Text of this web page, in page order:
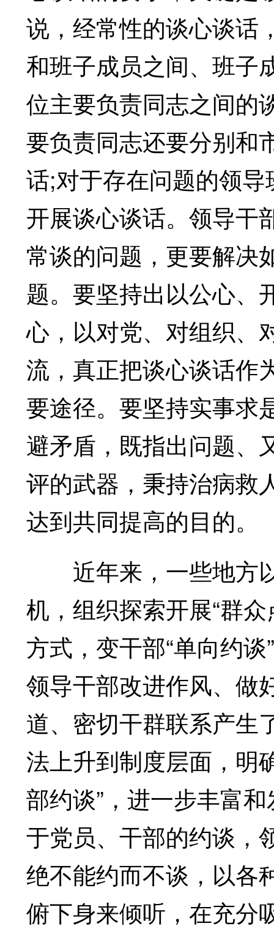
说，经常性的谈心谈话
和班子成员之间、班子
位主要负责同志之间的
要负责同志还要分别和
话;对于存在问题的领
开展谈心谈话。领导干
常谈的问题，更要解决
题。要坚持出以公心、
心，以对党、对组织、
流，真正把谈心谈话作
要途径。要坚持实事求
避矛盾，既指出问题、
评的武器，秉持治病救
达到共同提高的目的。
近年来，一些地方
机，组织探索开展“群
方式，变干部“单向约
领导干部改进作风、做
道、密切干群联系产生
法上升到制度层面，明
部约谈”，进一步丰富
于党员、干部的约谈，
绝不能约而不谈，以各
俯下身来倾听，在充分